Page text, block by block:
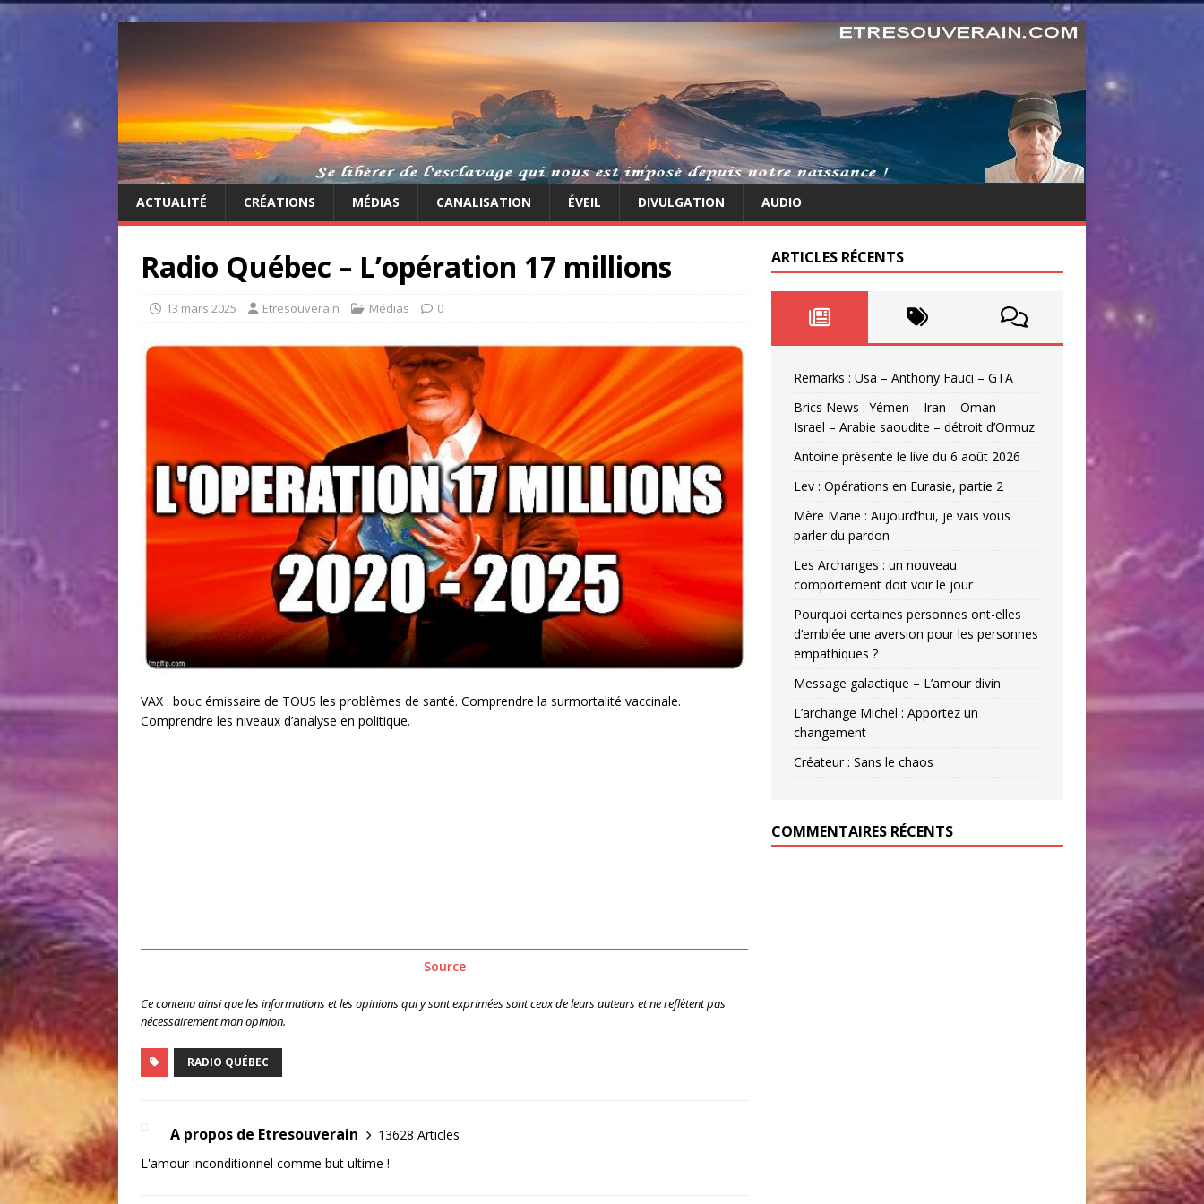
ACTUALITÉ CRÉATIONS MÉDIAS CANALISATION ÉVEIL DIVULGATION AUDIO
Radio Québec – L’opération 17 millions
13 mars 2025 Etresouverain Médias 0
VAX : bouc émissaire de TOUS les problèmes de santé. Comprendre la surmortalité vaccinale.
Comprendre les niveaux d’analyse en politique.
Source
Ce contenu ainsi que les informations et les opinions qui y sont exprimées sont ceux de leurs auteurs et ne reflètent pas
nécessairement mon opinion.
RADIO QUÉBEC
A propos de Etresouverain
13628 Articles
L'amour inconditionnel comme but ultime !
ARTICLES RÉCENTS
Remarks : Usa – Anthony Fauci – GTA
Brics News : Yémen – Iran – Oman –
Israel – Arabie saoudite – détroit d’Ormuz
Antoine présente le live du 6 août 2026
Lev : Opérations en Eurasie, partie 2
Mère Marie : Aujourd’hui, je vais vous
parler du pardon
Les Archanges : un nouveau
comportement doit voir le jour
Pourquoi certaines personnes ont-elles
d’emblée une aversion pour les personnes
empathiques ?
Message galactique – L’amour divin
L’archange Michel : Apportez un
changement
Créateur : Sans le chaos
COMMENTAIRES RÉCENTS